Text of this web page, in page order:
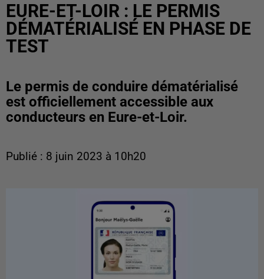
EURE-ET-LOIR : LE PERMIS
DÉMATÉRIALISÉ EN PHASE DE
TEST
Le permis de conduire dématérialisé
est officiellement accessible aux
conducteurs en Eure-et-Loir.
Publié : 8 juin 2023 à 10h20